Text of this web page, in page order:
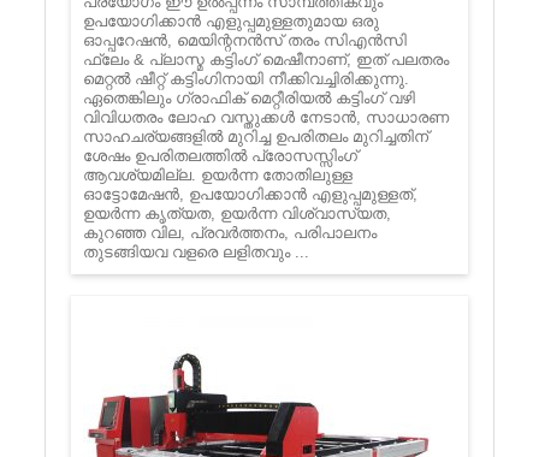
ഉപയോഗിക്കാൻ‌ എളുപ്പമുള്ളതുമായ ഒരു
ഓപ്പറേഷൻ‌, മെയിന്റനൻ‌സ് തരം സി‌എൻ‌സി
ഫ്ലേം & പ്ലാസ്മ കട്ടിംഗ് മെഷീനാണ്, ഇത് പലതരം
മെറ്റൽ ഷീറ്റ് കട്ടിംഗിനായി നീക്കിവച്ചിരിക്കുന്നു.
ഏതെങ്കിലും ഗ്രാഫിക് മെറ്റീരിയൽ കട്ടിംഗ് വഴി
വിവിധതരം ലോഹ വസ്തുക്കൾ നേടാൻ, സാധാരണ
സാഹചര്യങ്ങളിൽ മുറിച്ച ഉപരിതലം മുറിച്ചതിന്
ശേഷം ഉപരിതലത്തിൽ പ്രോസസ്സിംഗ്
ആവശ്യമില്ല. ഉയർന്ന തോതിലുള്ള
ഓട്ടോമേഷൻ, ഉപയോഗിക്കാൻ എളുപ്പമുള്ളത്,
ഉയർന്ന കൃത്യത, ഉയർന്ന വിശ്വാസ്യത,
കുറഞ്ഞ വില, പ്രവർത്തനം, പരിപാലനം
തുടങ്ങിയവ വളരെ ലളിതവും ...